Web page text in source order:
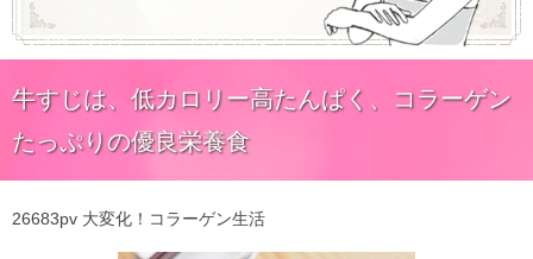
牛すじは、低カロリー高たんぱく、コラーゲン
たっぷりの優良栄養食
26683pv 大変化！コラーゲン生活